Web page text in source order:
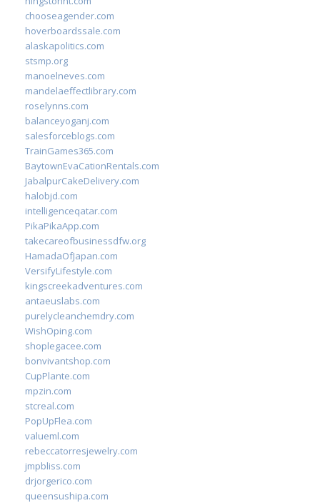
chooseagender.com
hoverboardssale.com
alaskapolitics.com
stsmp.org
manoelneves.com
mandelaeffectlibrary.com
roselynns.com
balanceyoganj.com
salesforceblogs.com
TrainGames365.com
BaytownEvaCationRentals.com
JabalpurCakeDelivery.com
halobjd.com
intelligenceqatar.com
PikaPikaApp.com
takecareofbusinessdfw.org
HamadaOfJapan.com
VersifyLifestyle.com
kingscreekadventures.com
antaeuslabs.com
purelycleanchemdry.com
WishOping.com
shoplegacee.com
bonvivantshop.com
CupPlante.com
mpzin.com
stcreal.com
PopUpFlea.com
valueml.com
rebeccatorresjewelry.com
jmpbliss.com
drjorgerico.com
queensushipa.com